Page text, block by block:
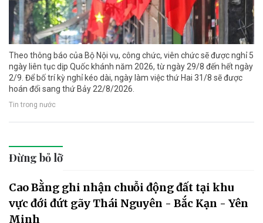
Theo thông báo của Bộ Nội vụ, công chức, viên chức sẽ được nghỉ 5
ngày liên tục dịp Quốc khánh năm 2026, từ ngày 29/8 đến hết ngày
2/9. Để bố trí kỳ nghỉ kéo dài, ngày làm việc thứ Hai 31/8 sẽ được
hoán đổi sang thứ Bảy 22/8/2026.
Tin trong nước
Đừng bỏ lỡ
Cao Bằng ghi nhận chuỗi động đất tại khu
vực đới đứt gãy Thái Nguyên - Bắc Kạn - Yên
Minh